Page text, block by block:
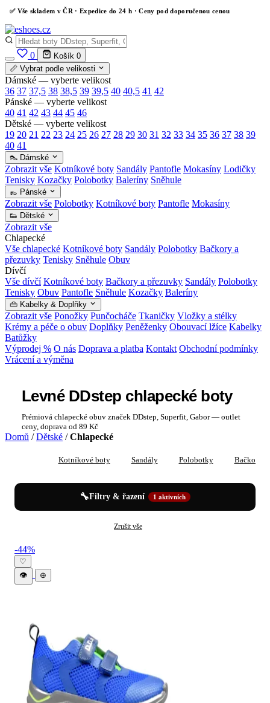
✅ Vše skladem v ČR · Expedice do 24 h · Ceny pod doporučenou cenou
0 Košík 0
📏 Vybrat podle velikosti
Dámské — vyberte velikost
36 37 37,5 38 38,5 39 39,5 40 40,5 41 42
Pánské — vyberte velikost
40 41 42 43 44 45 46
Dětské — vyberte velikost
19 20 21 22 23 24 25 26 27 28 29 30 31 32 33 34 35 36 37 38 39
40 41
👠 Dámské
Zobrazit vše Kotníkové boty Sandály Pantofle Mokasíny Lodičky
Tenisky Kozačky Polobotky Baleríny Sněhule
👞 Pánské
Zobrazit vše Polobotky Kotníkové boty Pantofle Mokasíny
👟 Dětské
Zobrazit vše
Chlapecké
Vše chlapecké Kotníkové boty Sandály Polobotky Bačkory a
přezuvky Tenisky Sněhule Obuv
Dívčí
Vše dívčí Kotníkové boty Bačkory a přezuvky Sandály Polobotky
Tenisky Obuv Pantofle Sněhule Kozačky Baleríny
👜 Kabelky & Doplňky
Zobrazit vše Ponožky Punčocháče Tkaničky Vložky a stélky
Krémy a péče o obuv Doplňky Peněženky Obouvací lžíce Kabelky
Batůžky
Výprodej % O nás Doprava a platba Kontakt Obchodní podmínky
Vrácení a výměna
Levné DDstep chlapecké boty
Prémiová chlapecké obuv značek DDstep, Superfit, Gabor — outlet
ceny, doprava od 89 Kč
Domů / Dětské / Chlapecké
Kotníkové boty Sandály Polobotky Bačkory a
🔧Filtry & řazení 1 aktivních
Zrušit vše
Levné DDstep chlapecké boty — katalog
-44%
♡
👁
⊕